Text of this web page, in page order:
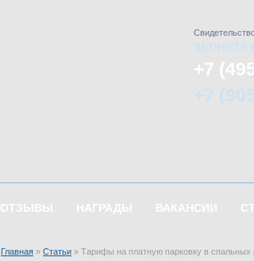
ЗВОНИТЕ
+7
+7
ОТЗЫВЫ НАГРАДЫ ВАКАНСИИ
Главная » Статьи » Тарифы на платную парковку в спальных